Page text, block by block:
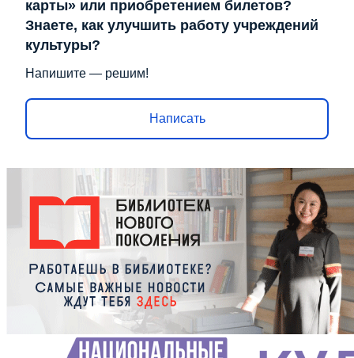
карты» или приобретением билетов?
Знаете, как улучшить работу учреждений
культуры?
Напишите — решим!
Написать